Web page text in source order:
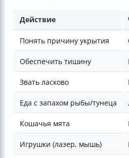
Действие
Понять причину укрытия
Обеспечить тишину
Звать ласково
Еда с запахом рыбы/тунеца
Кошачья мята
Игрушки (лазер, мышь)